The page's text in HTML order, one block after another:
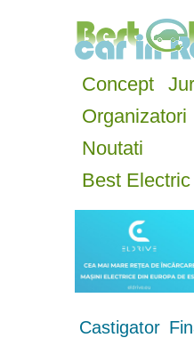
Concept
Organizatori
Noutati
Best
Castigator